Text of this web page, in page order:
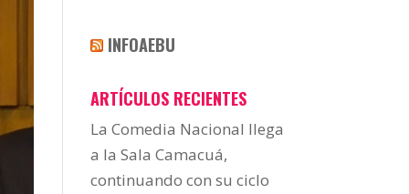
INFOAEBU
ARTÍCULOS RECIENTES
La Comedia Nacional llega
a la Sala Camacuá,
continuando con su ciclo